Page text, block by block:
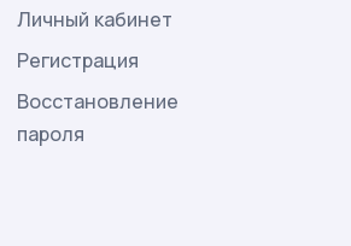
Личный кабинет
Регистрация
Восстановление
пароля